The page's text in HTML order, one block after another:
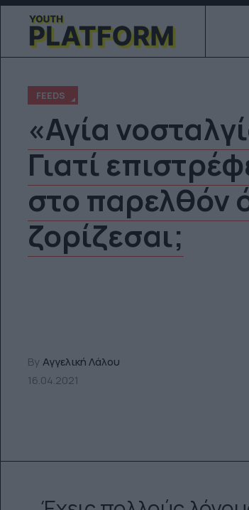
FEEDS
«Αγία
Γιατί
στο παρελθόν
ζορίζεσαι;
ByΑγγελική Λάλου
16.04.2021